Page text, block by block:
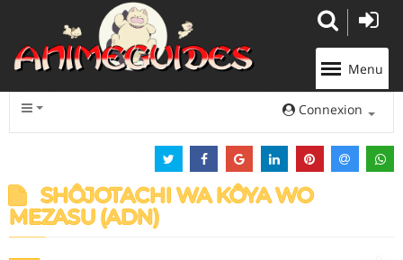
Menu
Connexion
SHÔJOTACHI WA KÔYA WO
MEZASU (ADN)
Panneau de gestion des cookies